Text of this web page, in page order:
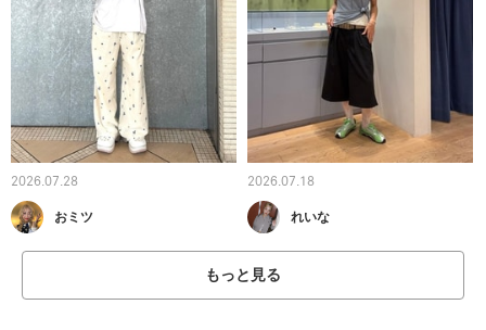
2026.07.28
おミツ
2026.07.18
れいな
もっと見る